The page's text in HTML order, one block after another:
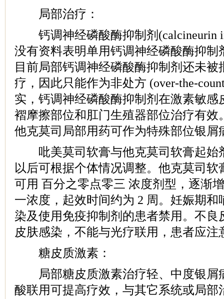
局部治疗：
钙调神经磷酸酶抑制剂(calcineurin
没有资料表明单用钙调神经磷酸酶抑制
目前局部钙调神经磷酸酶抑制剂还未
疗，因此只能作为非处方 (over-the-
实，钙调神经磷酸酶抑制剂在激素敏感
褶摩擦部位和肛门生殖器部位治疗有效
他克莫司局部用药可作为特殊部位银屑
吡美莫司软膏与他克莫司软膏起始
以后可根据个体情况调整。他克莫司软
可用 百分之零点零三 浓度剂型，逐渐
一浓度，起效时间约为 2 周。妊娠期和
染及使用免疫抑制剂的患者禁用。不良
皮肤感染，不能与光疗联用，患者应注
糖皮质激素：
局部糖皮质激素治疗轻、中度银屑
酸联用可提高疗效，与其它系统或局部